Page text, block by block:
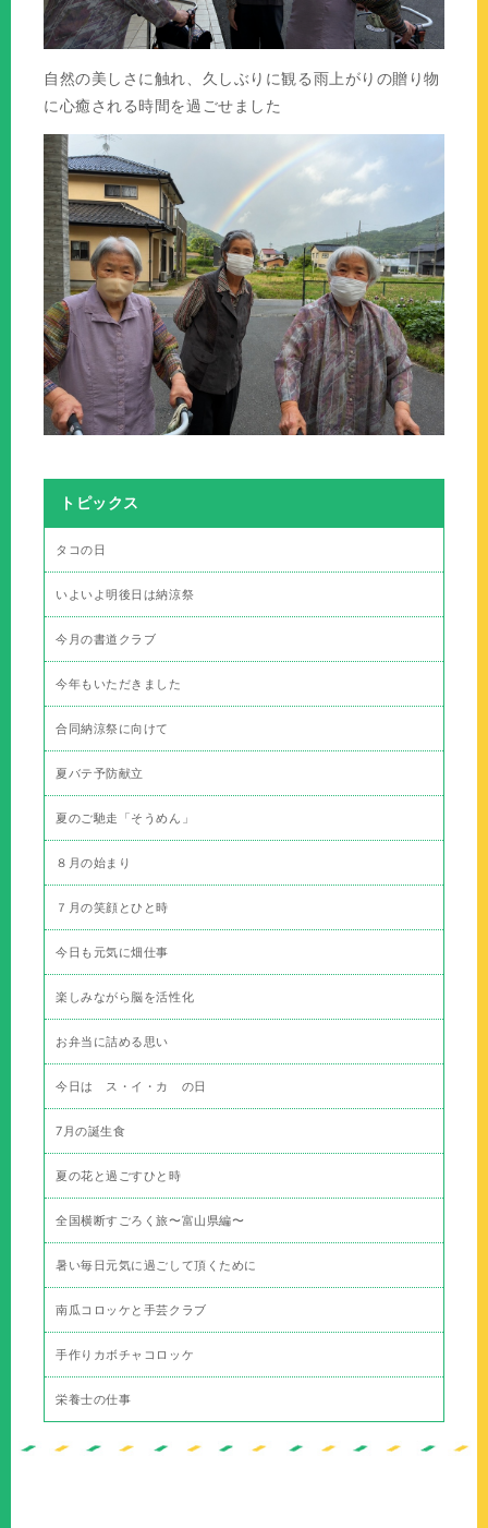
自然の美しさに触れ、久しぶりに観る雨上がりの贈り物
に心癒される時間を過ごせました
トピックス
タコの日
いよいよ明後日は納涼祭
今月の書道クラブ
今年もいただきました
合同納涼祭に向けて
夏バテ予防献立
夏のご馳走「そうめん」
８月の始まり
７月の笑顔とひと時
今日も元気に畑仕事
楽しみながら脳を活性化
お弁当に詰める思い
今日は ス・イ・カ の日
7月の誕生食
夏の花と過ごすひと時
全国横断すごろく旅〜富山県編〜
暑い毎日元気に過ごして頂くために
南瓜コロッケと手芸クラブ
手作りカボチャコロッケ
栄養士の仕事